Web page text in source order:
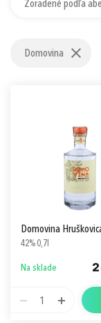
Zoradené podľa
Domovina
Domovina
42% 0,7l
Na sklade
1